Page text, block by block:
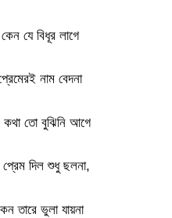
কেন যে বিধূর লাগে
নাম বেদনা
কথা তো বুঝিনি আগে
প্রেম দিল শুধু ছলনা,
তারে ভুলা যায়না